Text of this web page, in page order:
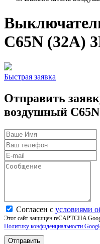
C65N (32A)
Быстрая заявка
Отправить
воздушный C65N
Согласен с условиями
Этот сайт защищен reCAPTCHA
Политику конфиденциальности
Отправить